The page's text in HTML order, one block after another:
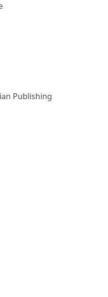
Publishing